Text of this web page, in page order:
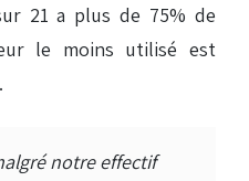
21 a plus de 75% de
le moins utilisé est
notre effectif